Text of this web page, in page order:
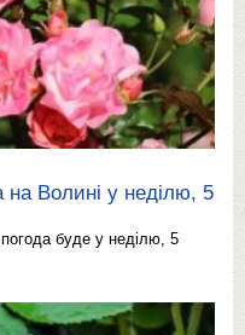
на Волині у неділю, 5
погода буде у неділю, 5